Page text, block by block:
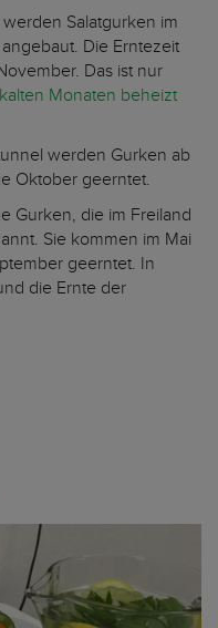
Salatgurken im
Die Erntezeit
Das ist nur
Monaten beheizt
werden Gurken ab
Oktober geerntet.
Gurken, die im Freiland
Sie kommen im Mai
geerntet. In
die Ernte der